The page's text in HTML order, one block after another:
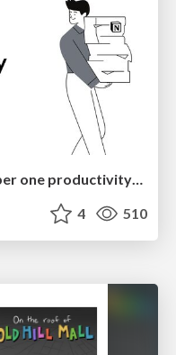
4 510